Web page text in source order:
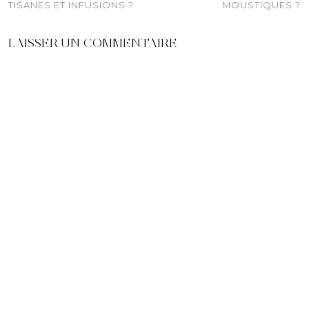
TISANES ET INFUSIONS ?
MOUSTIQUES ?
LAISSER UN COMMENTAIRE